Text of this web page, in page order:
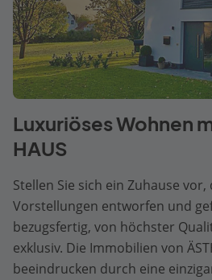
Luxuriöses Wohnen
HAUS
Stellen Sie sich ein Zuhause
Vorstellungen entworfen und
bezugsfertig, von höchster
exklusiv. Die Immobilien von
beeindrucken durch eine